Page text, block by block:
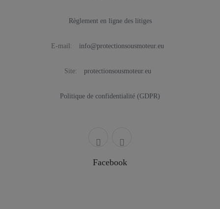
Règlement en ligne des litiges
E-mail: info@protectionsousmoteur.eu
Site: protectionsousmoteur.eu
Politique de confidentialité (GDPR)
Facebook